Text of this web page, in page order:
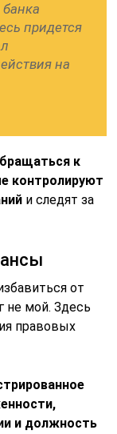
придется
на
к
контролируют
и следят за
от
не мой. Здесь
правовых
и должность